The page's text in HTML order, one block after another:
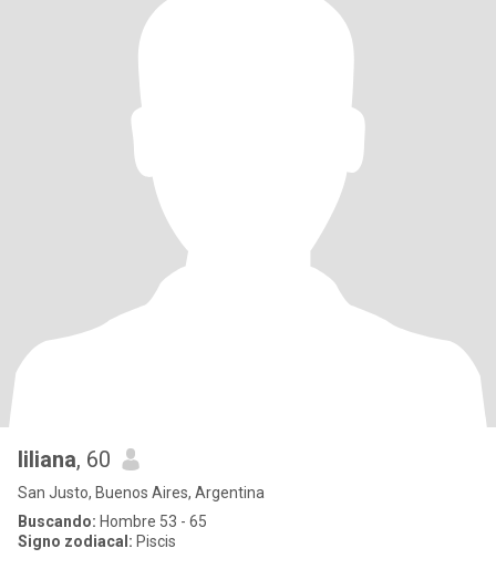
liliana, 60
San Justo, Buenos Aires, Argentina
Buscando: Hombre 53 - 65
Signo zodiacal: Piscis